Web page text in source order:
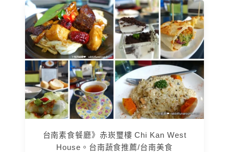
台南素食餐廳》赤崁璽樓 Chi Kan West
House。台南蔬食推薦/台南美食